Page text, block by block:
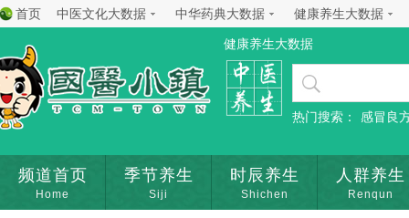
首页 中医文化大数据 中华药典大数据 健康养生大数据
健康养生大数据
热门搜索： 感冒良
频道首页
Home
季节养生
Siji
时辰养生
Shichen
人群养生
Renqun